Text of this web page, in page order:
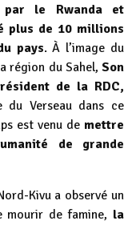
par le Rwanda et
plus de 10 millions
pays. À l’image du
région du Sahel, Son
de la RDC,
du Verseau dans ce
est venu de mettre
de grande
Kivu a observé un
mourir de famine, la